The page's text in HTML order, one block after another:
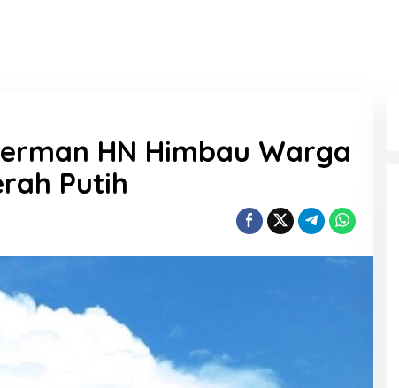
HN Himbau Warga
Putih